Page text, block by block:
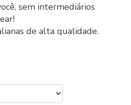
sem intermediários
de alta qualidade.